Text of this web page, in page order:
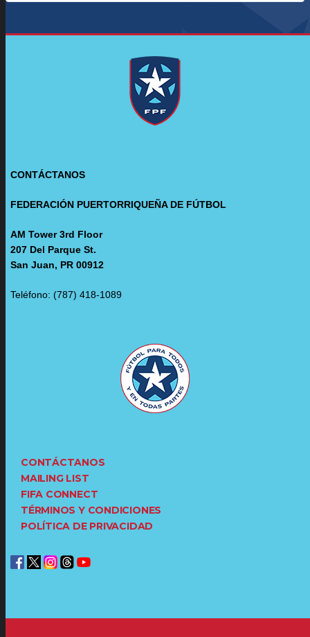
CONTÁCTANOS
FEDERACIÓN PUERTORRIQUEÑA DE FÚTBOL
AM Tower 3rd Floor
207 Del Parque St.
San Juan, PR 00912
Teléfono: (787) 418-1089
CONTÁCTANOS
MAILING LIST
FIFA CONNECT
TÉRMINOS Y CONDICIONES
POLÍTICA DE PRIVACIDAD